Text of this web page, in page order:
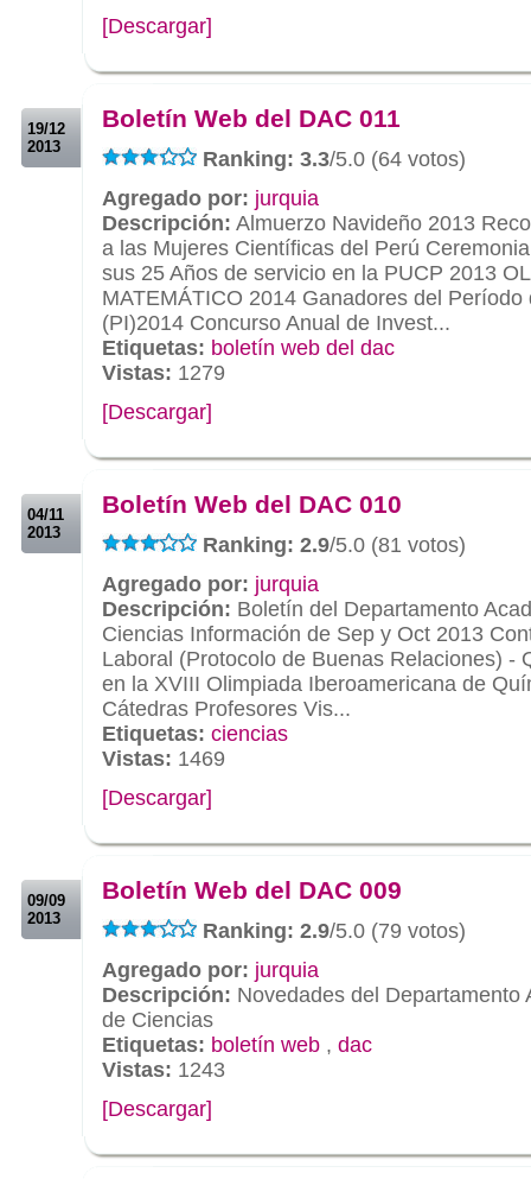
[Descargar]
19/12
2013
Boletín Web del DAC 011
Ranking: 3.3/5.0 (64 votos)
Agregado por: jurquia
Descripción: Almuerzo Navideño 2013
a las Mujeres Científicas del Perú
sus 25 Años de servicio en la PUCP 2013
MATEMÁTICO 2014 Ganadores del Período
(PI)2014 Concurso Anual de Invest...
Etiquetas: boletín web del dac
Vistas: 1279
[Descargar]
04/11
2013
Boletín Web del DAC 010
Ranking: 2.9/5.0 (81 votos)
Agregado por: jurquia
Descripción: Boletín del Departamento
Ciencias Información de Sep y Oct 2013
Laboral (Protocolo de Buenas Relaciones) -
en la XVIII Olimpiada Iberoamericana de
Cátedras Profesores Vis...
Etiquetas: ciencias
Vistas: 1469
[Descargar]
09/09
2013
Boletín Web del DAC 009
Ranking: 2.9/5.0 (79 votos)
Agregado por: jurquia
Descripción: Novedades del Departamento
de Ciencias
Etiquetas: boletín web , dac
Vistas: 1243
[Descargar]